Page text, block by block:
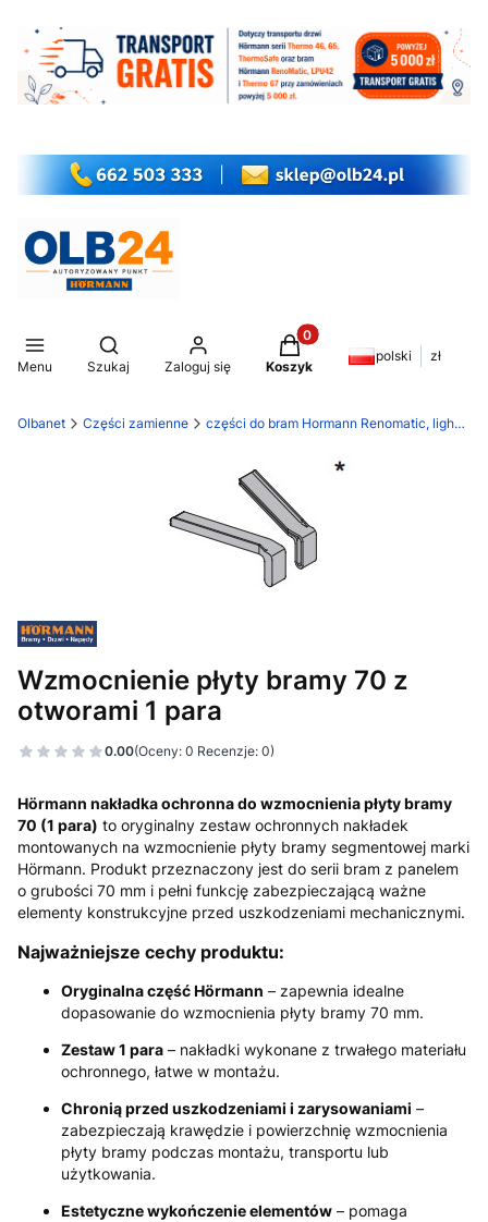
Menu
Otwórz wyszukiwarkę
Szukaj Zaloguj się
Produkty w koszyku: 0.
Koszyk
polski zł
Olbanet Części zamienne części do bram Hormann Renomatic, light EcoStar
Wzmocnienie płyty bramy 70 z
otworami 1 para
0.00(Oceny: 0 Recenzje: 0)
Hörmann nakładka ochronna do wzmocnienia płyty bramy
70 (1 para) to oryginalny zestaw ochronnych nakładek
montowanych na wzmocnienie płyty bramy segmentowej marki
Hörmann. Produkt przeznaczony jest do serii bram z panelem
o grubości 70 mm i pełni funkcję zabezpieczającą ważne
elementy konstrukcyjne przed uszkodzeniami mechanicznymi.
Najważniejsze cechy produktu:
Oryginalna część Hörmann – zapewnia idealne
dopasowanie do wzmocnienia płyty bramy 70 mm.
Zestaw 1 para – nakładki wykonane z trwałego materiału
ochronnego, łatwe w montażu.
Chronią przed uszkodzeniami i zarysowaniami –
zabezpieczają krawędzie i powierzchnię wzmocnienia
płyty bramy podczas montażu, transportu lub
użytkowania.
Estetyczne wykończenie elementów – pomaga